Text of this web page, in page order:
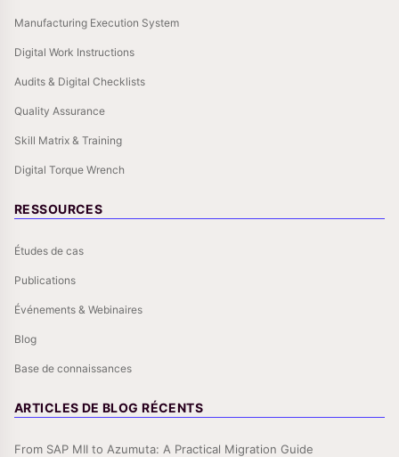
Manufacturing Execution System
Digital Work Instructions
Audits & Digital Checklists
Quality Assurance
Skill Matrix & Training
Digital Torque Wrench
RESSOURCES
Études de cas
Publications
Événements & Webinaires
Blog
Base de connaissances
ARTICLES DE BLOG RÉCENTS
From SAP MII to Azumuta: A Practical Migration Guide